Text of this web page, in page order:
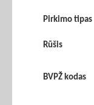
Pirkimo tipas
Rūšis
BVPŽ kodas